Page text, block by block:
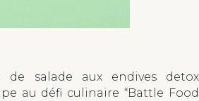
de salade aux endives detox
au défi culinaire “Battle Food